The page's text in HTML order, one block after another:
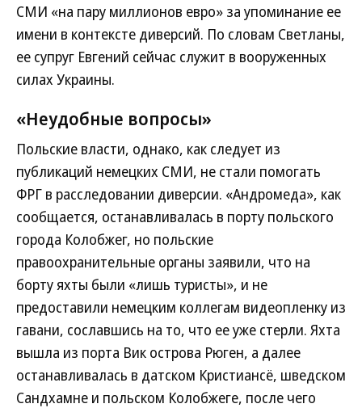
СМИ «на пару миллионов евро» за упоминание ее
имени в контексте диверсий. По словам Светланы,
ее супруг Евгений сейчас служит в вооруженных
силах Украины.
«Неудобные вопросы»
Польские власти, однако, как следует из
публикаций немецких СМИ, не стали помогать
ФРГ в расследовании диверсии. «Андромеда», как
сообщается, останавливалась в порту польского
города Колобжег, но польские
правоохранительные органы заявили, что на
борту яхты были «лишь туристы», и не
предоставили немецким коллегам видеопленку из
гавани, сославшись на то, что ее уже стерли. Яхта
вышла из порта Вик острова Рюген, а далее
останавливалась в датском Кристиансё, шведском
Сандхамне и польском Колобжеге, после чего